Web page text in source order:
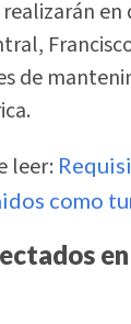
de
leer:
como